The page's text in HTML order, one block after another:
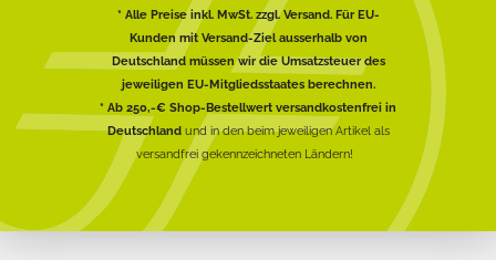
* Alle Preise inkl. MwSt. zzgl. Versand. Für EU-
Kunden mit Versand-Ziel ausserhalb von
Deutschland müssen wir die Umsatzsteuer des
jeweiligen EU-Mitgliedsstaates berechnen.
* Ab 250,-€ Shop-Bestellwert versandkostenfrei in
Deutschlandund in den beim jeweiligen Artikel als
versandfrei gekennzeichneten Ländern!